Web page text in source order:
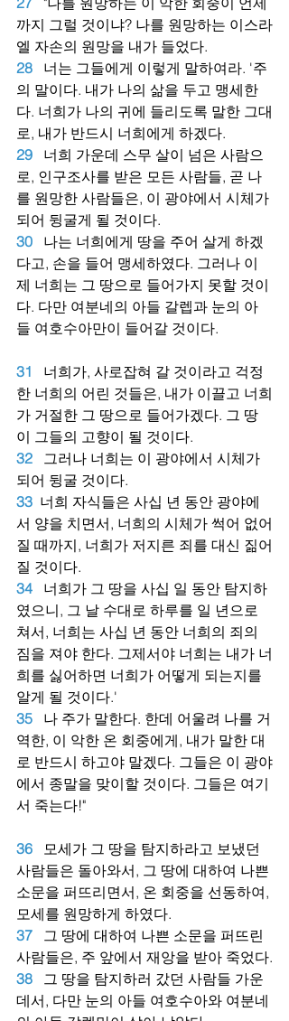
까지 그럴 것이냐? 나를 원망하는 이스라
엘 자손의 원망을 내가 들었다.
28
너는 그들에게 이렇게 말하여라. '주
의 말이다. 내가 나의 삶을 두고 맹세한
다. 너희가 나의 귀에 들리도록 말한 그대
로, 내가 반드시 너희에게 하겠다.
29
너희 가운데 스무 살이 넘은 사람으
로, 인구조사를 받은 모든 사람들, 곧 나
를 원망한 사람들은, 이 광야에서 시체가
되어 뒹굴게 될 것이다.
30
나는 너희에게 땅을 주어 살게 하겠
다고, 손을 들어 맹세하였다. 그러나 이
제 너희는 그 땅으로 들어가지 못할 것이
다. 다만 여분네의 아들 갈렙과 눈의 아
들 여호수아만이 들어갈 것이다.
31
너희가, 사로잡혀 갈 것이라고 걱정
한 너희의 어린 것들은, 내가 이끌고 너희
가 거절한 그 땅으로 들어가겠다. 그 땅
이 그들의 고향이 될 것이다.
32
그러나 너희는 이 광야에서 시체가
되어 뒹굴 것이다.
33 너희 자식들은 사십 년 동안 광야에
서 양을 치면서, 너희의 시체가 썩어 없어
질 때까지, 너희가 저지른 죄를 대신 짊어
질 것이다.
34
너희가 그 땅을 사십 일 동안 탐지하
였으니, 그 날 수대로 하루를 일 년으로
쳐서, 너희는 사십 년 동안 너희의 죄의
짐을 져야 한다. 그제서야 너희는 내가 너
희를 싫어하면 너희가 어떻게 되는지를
알게 될 것이다.'
35
나 주가 말한다. 한데 어울려 나를 거
역한, 이 악한 온 회중에게, 내가 말한 대
로 반드시 하고야 말겠다. 그들은 이 광야
에서 종말을 맞이할 것이다. 그들은 여기
서 죽는다!"
36
모세가 그 땅을 탐지하라고 보냈던
사람들은 돌아와서, 그 땅에 대하여 나쁜
소문을 퍼뜨리면서, 온 회중을 선동하여,
모세를 원망하게 하였다.
37
그 땅에 대하여 나쁜 소문을 퍼뜨린
사람들은, 주 앞에서 재앙을 받아 죽었다.
38
그 땅을 탐지하러 갔던 사람들 가운
데서, 다만 눈의 아들 여호수아와 여분네